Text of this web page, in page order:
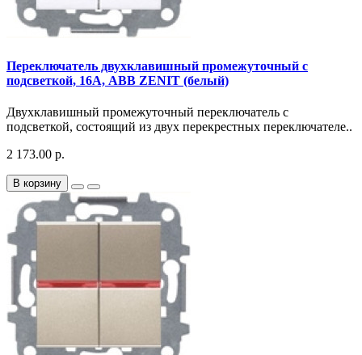
Переключатель двухклавишный промежуточный с
подсветкой, 16А, ABB ZENIT (белый)
Двухклавишный промежуточный переключатель с
подсветкой, состоящий из двух перекрестных переключателе..
2 173.00 р.
В корзину